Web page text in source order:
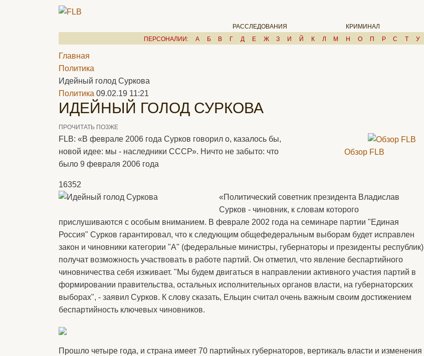
РАССЛЕДОВАНИЯ КРИМИНАЛ
ПЕРСОНАЛИИ:
А Б В Г Д Е Ж З И Й К Л М Н О П Р С Т У
Главная
Политика
Идейный голод Суркова
Политика 09.02.19 11:21
ИДЕЙНЫЙ ГОЛОД СУРКОВА
ПРОЧИТАТЬ ПОЗЖЕ
Обзор FLB
FLB: «В феврале 2006 года Сурков говорил о, казалось бы,
новой идее: мы - наследники СССР». Ничто не забыто: что
было 9 февраля 2006 года
16352
«Политический советник президента Владислав
Сурков - чиновник, к словам которого
прислушиваются с особым вниманием. В феврале 2002 года на семинаре партии "Единая
Россия" Сурков гарантировал, что к следующим общефедеральным выборам будет исправлен
закон и чиновники категории "А" (федеральные министры, губернаторы и президенты республик)
получат возможность участвовать в работе партий. Он отметил, что явление беспартийного
чиновничества себя изживает. "Мы будем двигаться в направлении активного участия партий в
формировании правительства, остальных исполнительных органов власти, на губернаторских
выборах", - заявил Сурков. К слову сказать, Ельцин считал очень важным своим достижением
беспартийность ключевых чиновников.
Прошло четыре года, и страна имеет 70 партийных губернаторов, вертикаль власти и изменения